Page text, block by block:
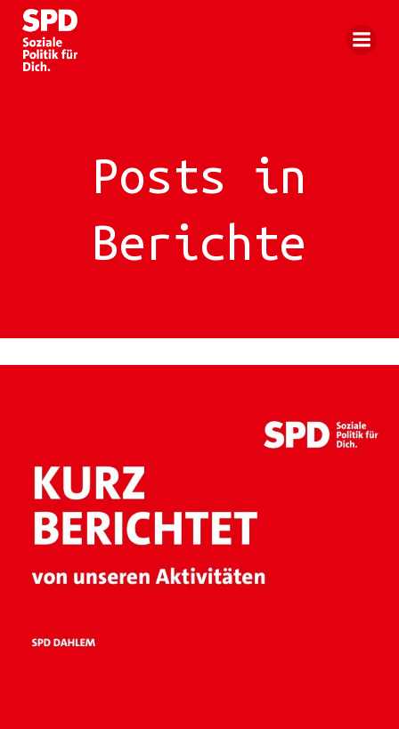
Posts in
Berichte